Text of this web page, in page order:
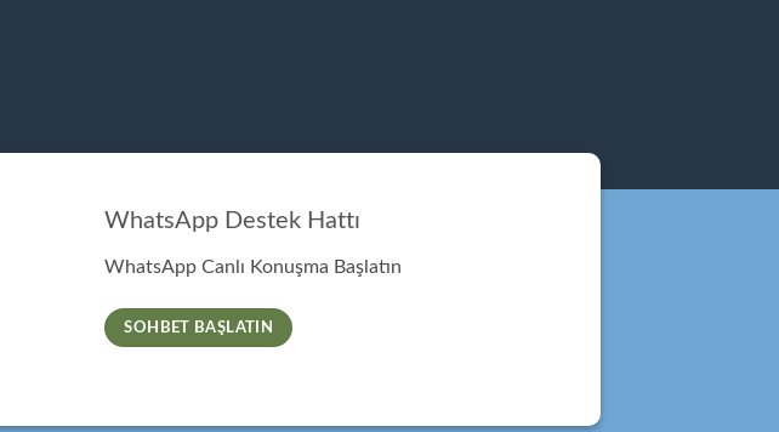
WhatsApp Destek Hattı
WhatsApp Canlı Konuşma Başlatın
SOHBET BAŞLATIN